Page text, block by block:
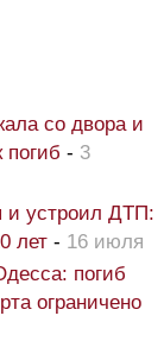
со двора и
- 3
и устроил ДТП:
лет - 16 июля
погиб
ограничено